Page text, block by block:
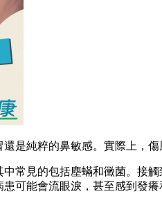
是純粹的鼻敏感。實際上，
常見的包括塵蟎和黴菌。接
可能會流眼淚，甚至感到發